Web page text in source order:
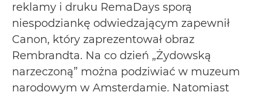
reklamy i druku RemaDays sporą
niespodziankę odwiedzającym zapewnił
Canon, który zaprezentował obraz
Rembrandta. Na co dzień „Żydowską
narzeczoną” można podziwiać w muzeum
narodowym w Amsterdamie. Natomiast